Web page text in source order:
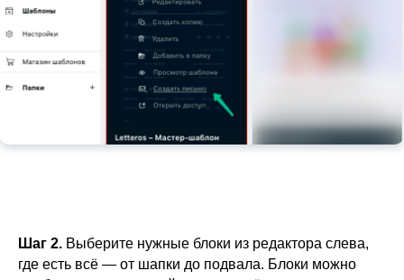
Шаг 2. Выберите нужные блоки из редактора слева,
где есть всё — от шапки до подвала. Блоки можно